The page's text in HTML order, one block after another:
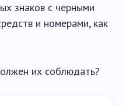
знаков с черными
и номерами, как
их соблюдать?